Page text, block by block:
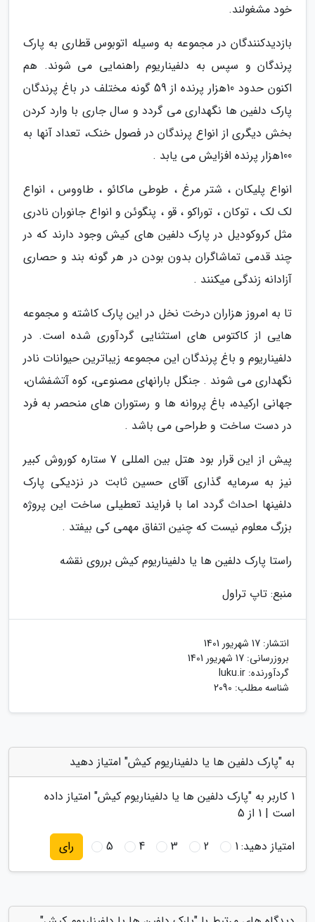
خود مشغولند.
بازدیدکنندگان در مجموعه به وسیله اتوبوس قطاری به پارک
پرندگان و سپس به دلفیناریوم راهنمایی می شوند. هم
اکنون حدود 10هزار پرنده از 59 گونه مختلف در باغ پرندگان
پارک دلفین ها نگهداری می گردد و سال جاری با وارد کردن
بخش دیگری از انواع پرندگان در فصول خنک، تعداد آنها به
100هزار پرنده افزایش می یابد .
انواع پلیکان ، شتر مرغ ، طوطى ماکائو ، طاووس ، انواع
لک لک ، توکان ، توراکو ، قو ، پنگوئن و انواع جانوران نادرى
مثل کروکودیل در پارک دلفین های کیش وجود دارند که در
چند قدمی تماشاگران بدون بودن در هر گونه بند و حصاری
آزادانه زندگی میکنند .
تا به امروز هزاران درخت نخل در این پارک کاشته و مجموعه
هایی از کاکتوس های استثنایی گردآوری شده است. در
دلفیناریوم و باغ پرندگان این مجموعه زیباترین حیوانات نادر
نگهداری می شوند . جنگل بارانهای مصنوعی، کوه آتشفشان،
جهانی ارکیده، باغ پروانه ها و رستوران های منحصر به فرد
در دست ساخت و طراحی می باشد .
پیش از این قرار بود هتل بین المللی 7 ستاره کوروش کبیر
نیز به سرمایه گذاری آقای حسین ثابت در نزدیکی پارک
دلفینها احداث گردد اما با فرایند تعطیلی ساخت این پروژه
بزرگ معلوم نیست که چنین اتفاق مهمی کی بیفتد .
راستا پارک دلفین ها یا دلفیناریوم کیش برروی نقشه
منبع: تاپ تراول
انتشار: 17 شهریور 1401
بروزرسانی: 17 شهریور 1401
گردآورنده: luku.ir
شناسه مطلب: 2090
به "پارک دلفین ها یا دلفیناریوم کیش" امتیاز دهید
1 کاربر به "پارک دلفین ها یا دلفیناریوم کیش" امتیاز داده
است | 1 از 5
امتیاز دهید:1
2
3
4
5 رای